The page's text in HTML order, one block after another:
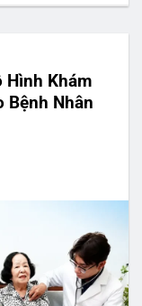
Hình Khám
Bệnh Nhân